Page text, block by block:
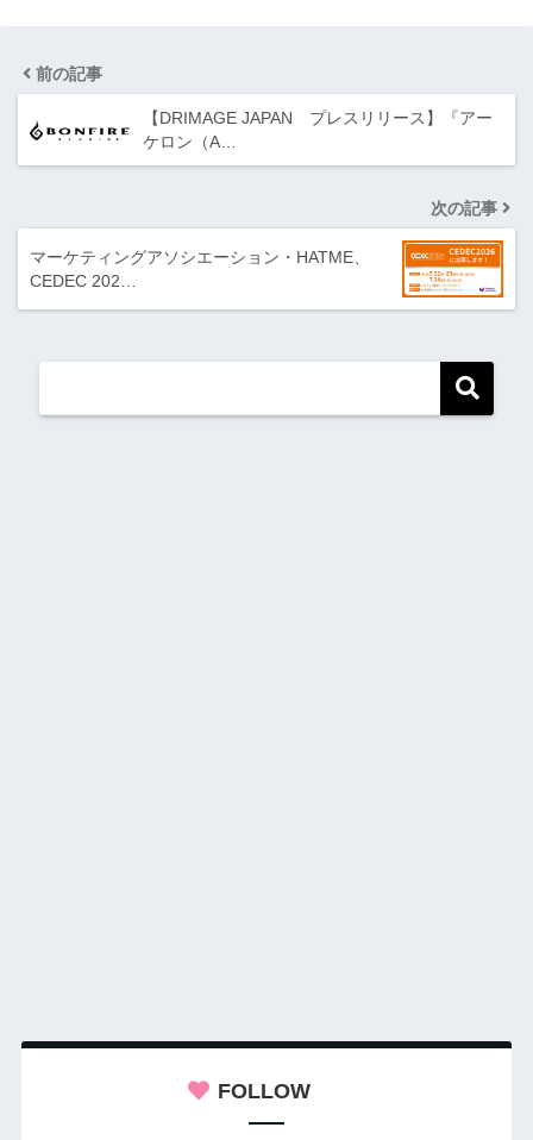
前の記事
【DRIMAGE JAPAN プレスリリース】『アー
ケロン（A…
次の記事
マーケティングアソシエーション・HATME、
CEDEC 202…
FOLLOW